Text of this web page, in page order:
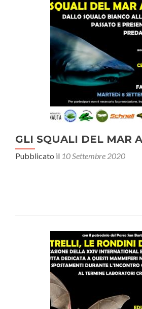
GLI SQUALI DEL MAR
Pubblicato il 10 Settembre 2020